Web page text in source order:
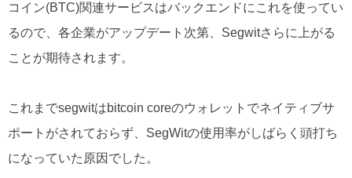
コイン(BTC)関連サービスはバックエンドにこれを使ってい
るので、各企業がアップデート次第、Segwitさらに上がる
ことが期待されます。
これまでsegwitはbitcoin coreのウォレットでネイティブサ
ポートがされておらず、SegWitの使用率がしばらく頭打ち
になっていた原因でした。